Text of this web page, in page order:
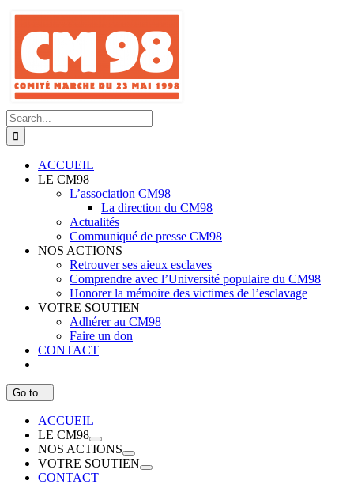
Skip
content
Search
for:
ACCUEIL
LE CM98
L’association CM98
La direction du CM98
Actualités
Communiqué de presse CM98
NOS ACTIONS
Retrouver ses aieux esclaves
Comprendre avec l’Université populaire du CM98
Honorer la mémoire des victimes de l’esclavage
VOTRE SOUTIEN
Adhérer au CM98
Faire un don
CONTACT
Go to...
ACCUEIL
LE CM98
NOS ACTIONS
VOTRE SOUTIEN
CONTACT